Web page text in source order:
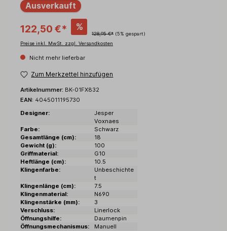
Ausverkauft
122,50 €* %
128,95 €* (5% gespart)
Preise inkl. MwSt. zzgl. Versandkosten
Nicht mehr lieferbar
Zum Merkzettel hinzufügen
Artikelnummer: BK-01FX832
EAN: 4045011195730
Designer:
Jesper
Voxnaes
Farbe:
Schwarz
Gesamtlänge (cm):
18
Gewicht (g):
100
Griffmaterial:
G10
Heftlänge (cm):
10.5
Klingenfarbe:
Unbeschichte
t
Klingenlänge (cm):
7.5
Klingenmaterial:
N690
Klingenstärke (mm):
3
Verschluss:
Linerlock
Öffnungshilfe:
Daumenpin
Öffnungsmechanismus:
Manuell